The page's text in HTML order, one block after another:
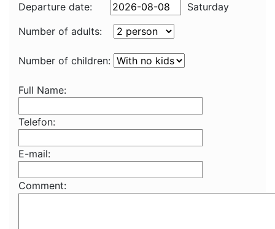
Departure date:
Saturday
Number of adults:
Number of children:
Full Name:
Telefon:
E-mail:
Comment: